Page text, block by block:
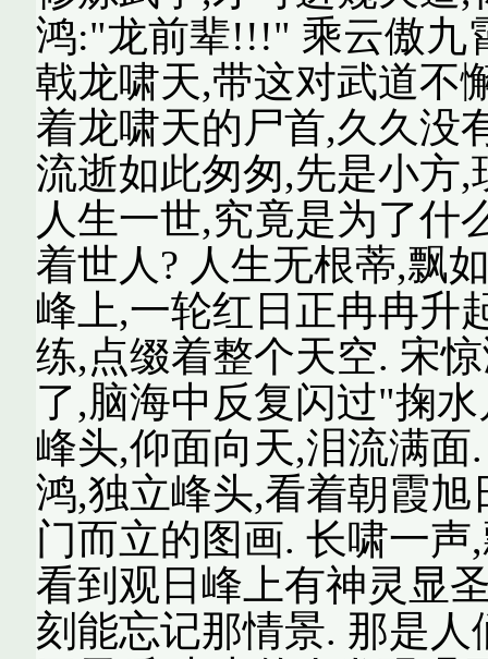
鸿:"龙前辈!!!" 乘云傲九
戟龙啸天,带这对武道不
着龙啸天的尸首,久久没
流逝如此匆匆,先是小方
人生一世,究竟是为了什
着世人? 人生无根蒂,飘
峰上,一轮红日正冉冉升
练,点缀着整个天空. 宋
了,脑海中反复闪过"掬
峰头,仰面向天,泪流满
鸿,独立峰头,看着朝霞
门而立的图画. 长啸一
看到观日峰上有神灵显
刻能忘记那情景. 那是